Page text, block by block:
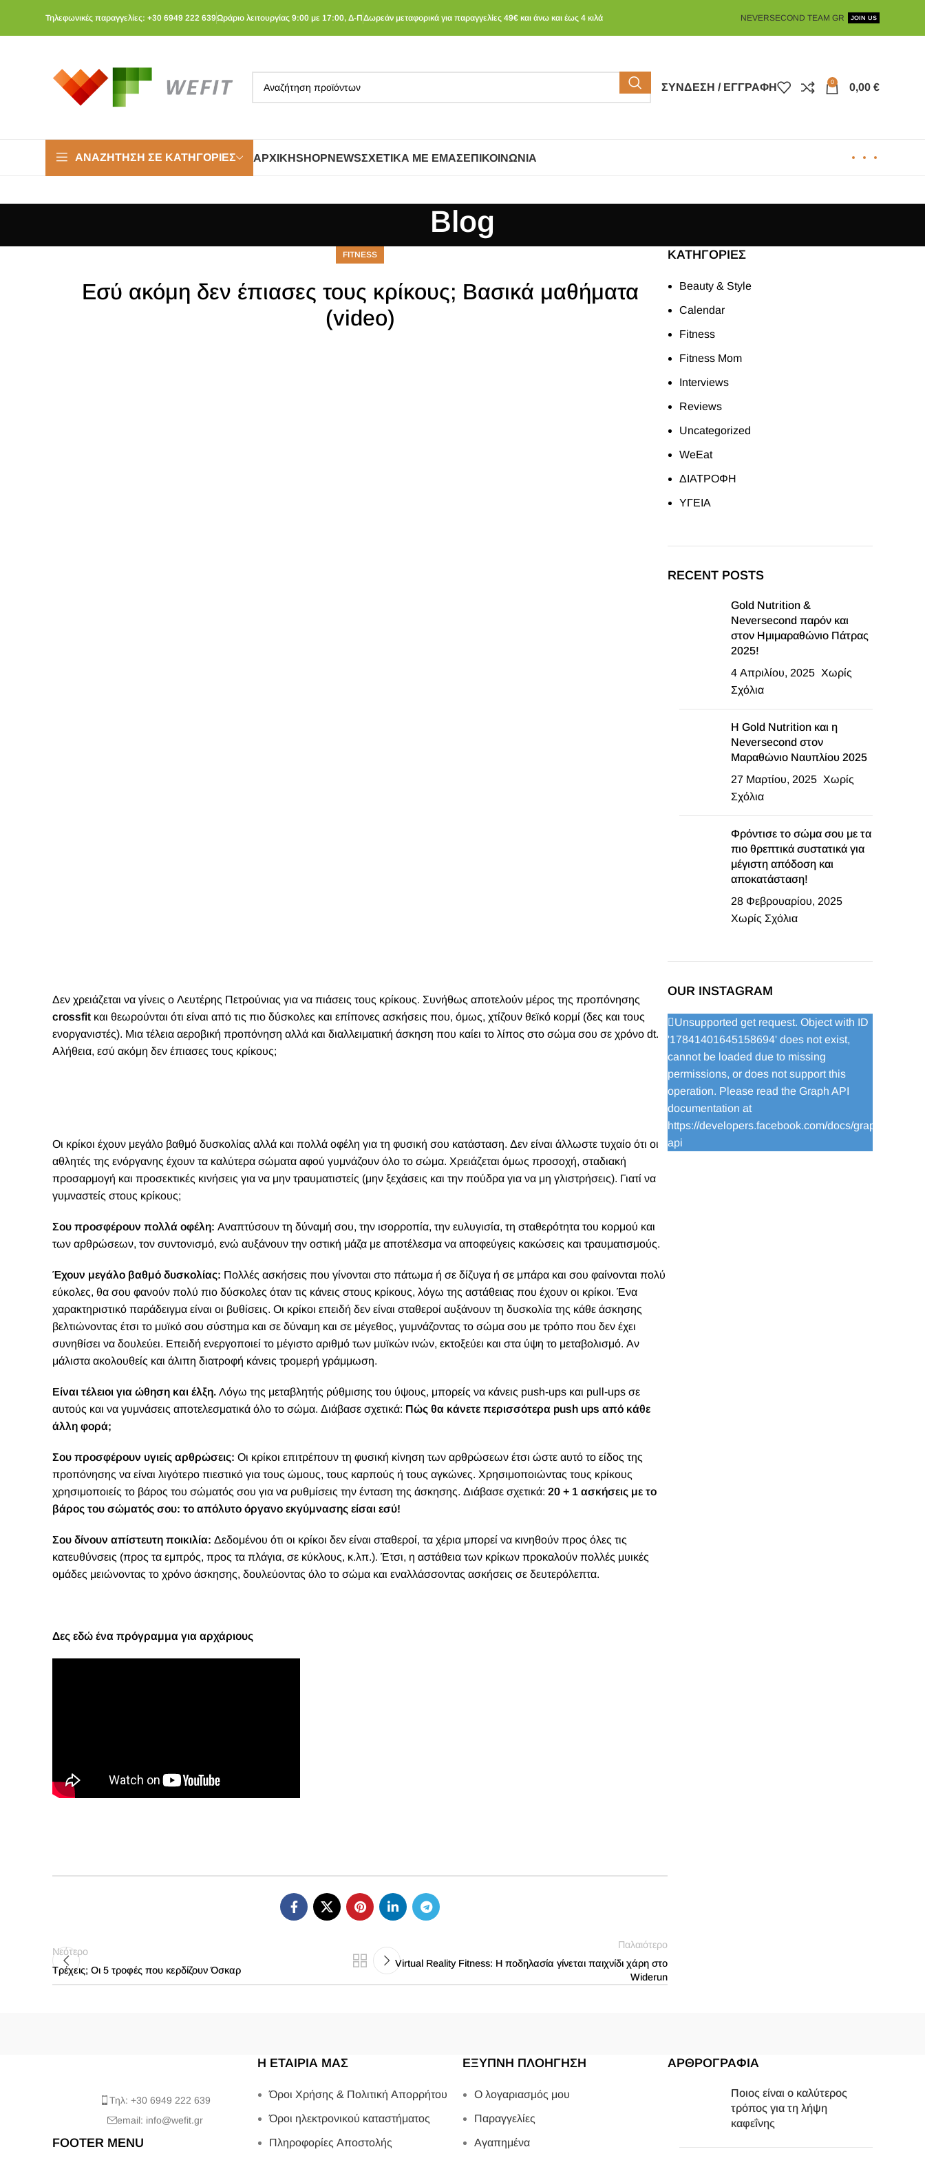
Τηλεφωνικές παραγγελίες: +30 6949 222 639Ωράριο λειτουργίας 9:00 με 17:00, Δ-ΠΔωρεάν μεταφορικά για παραγγελίες 49€ και άνω και έως 4 κιλά NEVERSECOND TEAM GR JOIN US
ΣΎΝΔΕΣΗ / ΕΓΓΡΑΦΉ 0 0,00 €
ΑΝΑΖΉΤΗΣΗ ΣΕ ΚΑΤΗΓΟΡΊΕΣ ΑΡΧΙΚΉSHOPNEWSΣΧΕΤΙΚΆ ΜΕ ΕΜΆΣΕΠΙΚΟΙΝΩΝΊΑ
Blog
FITNESS
Εσύ ακόμη δεν έπιασες τους κρίκους; Βασικά μαθήματα
(video)
Δεν χρειάζεται να γίνεις ο Λευτέρης Πετρούνιας για να πιάσεις τους κρίκους. Συνήθως αποτελούν μέρος της προπόνησης
crossfit και θεωρούνται ότι είναι από τις πιο δύσκολες και επίπονες ασκήσεις που, όμως, χτίζουν θεϊκό κορμί (δες και τους
ενοργανιστές). Μια τέλεια αεροβική προπόνηση αλλά και διαλλειματική άσκηση που καίει το λίπος στο σώμα σου σε χρόνο dt.
Αλήθεια, εσύ ακόμη δεν έπιασες τους κρίκους;
Οι κρίκοι έχουν μεγάλο βαθμό δυσκολίας αλλά και πολλά οφέλη για τη φυσική σου κατάσταση. Δεν είναι άλλωστε τυχαίο ότι οι
αθλητές της ενόργανης έχουν τα καλύτερα σώματα αφού γυμνάζουν όλο το σώμα. Χρειάζεται όμως προσοχή, σταδιακή
προσαρμογή και προσεκτικές κινήσεις για να μην τραυματιστείς (μην ξεχάσεις και την πούδρα για να μη γλιστρήσεις). Γιατί να
γυμναστείς στους κρίκους;
Σου προσφέρουν πολλά οφέλη: Αναπτύσουν τη δύναμή σου, την ισορροπία, την ευλυγισία, τη σταθερότητα του κορμού και
των αρθρώσεων, τον συντονισμό, ενώ αυξάνουν την οστική μάζα με αποτέλεσμα να αποφεύγεις κακώσεις και τραυματισμούς.
Έχουν μεγάλο βαθμό δυσκολίας: Πολλές ασκήσεις που γίνονται στο πάτωμα ή σε δίζυγα ή σε μπάρα και σου φαίνονται πολύ
εύκολες, θα σου φανούν πολύ πιο δύσκολες όταν τις κάνεις στους κρίκους, λόγω της αστάθειας που έχουν οι κρίκοι. Ένα
χαρακτηριστικό παράδειγμα είναι οι βυθίσεις. Οι κρίκοι επειδή δεν είναι σταθεροί αυξάνουν τη δυσκολία της κάθε άσκησης
βελτιώνοντας έτσι το μυϊκό σου σύστημα και σε δύναμη και σε μέγεθος, γυμνάζοντας το σώμα σου με τρόπο που δεν έχει
συνηθίσει να δουλεύει. Επειδή ενεργοποιεί το μέγιστο αριθμό των μυϊκών ινών, εκτοξεύει και στα ύψη το μεταβολισμό. Αν
μάλιστα ακολουθείς και άλιπη διατροφή κάνεις τρομερή γράμμωση.
Είναι τέλειοι για ώθηση και έλξη. Λόγω της μεταβλητής ρύθμισης του ύψους, μπορείς να κάνεις push-ups και pull-ups σε
αυτούς και να γυμνάσεις αποτελεσματικά όλο το σώμα. Διάβασε σχετικά: Πώς θα κάνετε περισσότερα push ups από κάθε
άλλη φορά;
Σου προσφέρουν υγιείς αρθρώσεις: Οι κρίκοι επιτρέπουν τη φυσική κίνηση των αρθρώσεων έτσι ώστε αυτό το είδος της
προπόνησης να είναι λιγότερο πιεστικό για τους ώμους, τους καρπούς ή τους αγκώνες. Χρησιμοποιώντας τους κρίκους
χρησιμοποιείς το βάρος του σώματός σου για να ρυθμίσεις την ένταση της άσκησης. Διάβασε σχετικά: 20 + 1 ασκήσεις με το
βάρος του σώματός σου: το απόλυτο όργανο εκγύμνασης είσαι εσύ!
Σου δίνουν απίστευτη ποικιλία: Δεδομένου ότι οι κρίκοι δεν είναι σταθεροί, τα χέρια μπορεί να κινηθούν προς όλες τις
κατευθύνσεις (προς τα εμπρός, προς τα πλάγια, σε κύκλους, κ.λπ.). Έτσι, η αστάθεια των κρίκων προκαλούν πολλές μυικές
ομάδες μειώνοντας το χρόνο άσκησης, δουλεύοντας όλο το σώμα και εναλλάσσοντας ασκήσεις σε δευτερόλεπτα.
Δες εδώ ένα πρόγραμμα για αρχάριους
Νεότερο
Τρέχεις; Οι 5 τροφές που κερδίζουν Όσκαρ
Παλαιότερο
Virtual Reality Fitness: Η ποδηλασία γίνεται παιχνίδι χάρη στο
Widerun
KΑΤΗΓΟΡΊΕΣ
Beauty & Style
Calendar
Fitness
Fitness Mom
Interviews
Reviews
Uncategorized
WeEat
ΔΙΑΤΡΟΦΗ
ΥΓΕΙΑ
RECENT POSTS
Gold Nutrition &
Neversecond παρόν και
στον Ημιμαραθώνιο Πάτρας
2025!
4 Απριλίου, 2025 Χωρίς
Σχόλια
Η Gold Nutrition και η
Neversecond στον
Μαραθώνιο Ναυπλίου 2025
27 Μαρτίου, 2025 Χωρίς
Σχόλια
Φρόντισε το σώμα σου με τα
πιο θρεπτικά συστατικά για
μέγιστη απόδοση και
αποκατάσταση!
28 Φεβρουαρίου, 2025
Χωρίς Σχόλια
OUR INSTAGRAM
Unsupported get request. Object with ID
'17841401645158694' does not exist,
cannot be loaded due to missing
permissions, or does not support this
operation. Please read the Graph API
documentation at
https://developers.facebook.com/docs/graph-
api
Τηλ: +30 6949 222 639
email: info@wefit.gr
FOOTER MENU
Η ΕΤΑΙΡΙΑ ΜΑΣ
Όροι Χρήσης & Πολιτική Απορρήτου
Όροι ηλεκτρονικού καταστήματος
Πληροφορίες Αποστολής
ΕΞΥΠΝΗ ΠΛΟΗΓΗΣΗ
Ο λογαριασμός μου
Παραγγελίες
Αγαπημένα
ΑΡΘΡΟΓΡΑΦΙΑ
Ποιος είναι ο καλύτερος
τρόπος για τη λήψη
καφεΐνης